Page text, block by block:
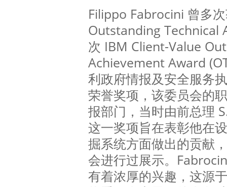
Filippo Fabrocini 曾多
Outstanding Technical
次 IBM Client-Value
Achievement Award
利政府情报及安全服务
荣誉奖项，该委员会的
报部门，当时由前总理
这一奖项旨在表彰他在
掘系统方面做出的贡献
会进行过展示。
有着浓厚的兴趣，这源